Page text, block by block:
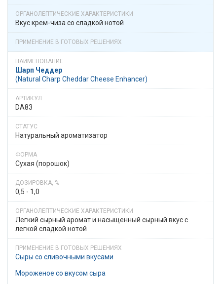
Вкус крем-чиза со сладкой нотой
Шарп Чеддер
(Natural Charp Cheddar Cheese Enhancer)
DA83
Натуральный ароматизатор
Сухая (порошок)
0,5 - 1,0
Легкий сырный аромат и насыщенный сырный вкус с
легкой сладкой нотой
Сыры со сливочными вкусами
Мороженое со вкусом сыра